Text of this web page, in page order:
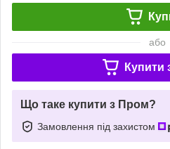
або
Купити
Що таке купити з Пром?
Замовлення під захистом